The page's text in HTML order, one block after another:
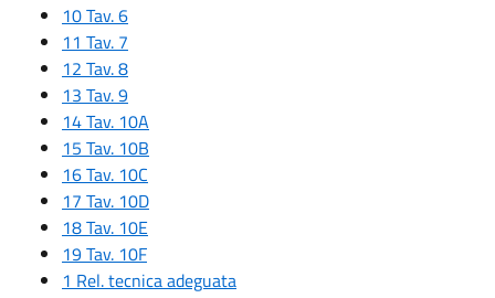
10 Tav. 6
11 Tav. 7
12 Tav. 8
13 Tav. 9
14 Tav. 10A
15 Tav. 10B
16 Tav. 10C
17 Tav. 10D
18 Tav. 10E
19 Tav. 10F
1 Rel. tecnica adeguata